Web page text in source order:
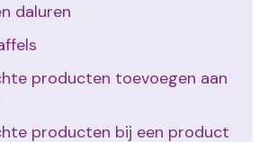
daluren
producten toevoegen aan
producten bij een product